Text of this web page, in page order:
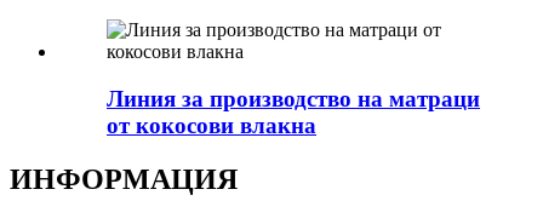
Линия за производство на матраци
от кокосови влакна
ИНФОРМАЦИЯ